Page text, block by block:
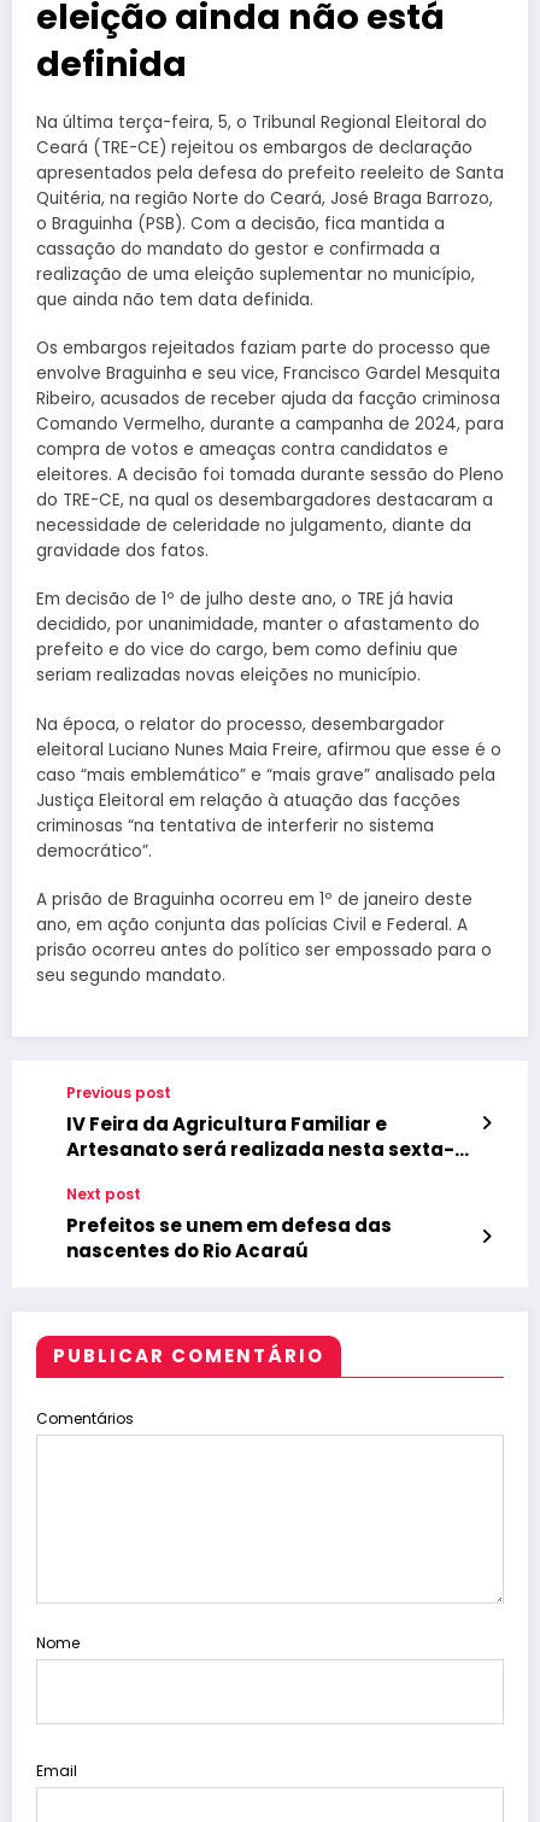
eleição ainda não está
definida
Na última terça-feira, 5, o Tribunal Regional Eleitoral do
Ceará (TRE-CE) rejeitou os embargos de declaração
apresentados pela defesa do prefeito reeleito de Santa
Quitéria, na região Norte do Ceará, José Braga Barrozo,
o Braguinha (PSB). Com a decisão, fica mantida a
cassação do mandato do gestor e confirmada a
realização de uma eleição suplementar no município,
que ainda não tem data definida.
Os embargos rejeitados faziam parte do processo que
envolve Braguinha e seu vice, Francisco Gardel Mesquita
Ribeiro, acusados de receber ajuda da facção criminosa
Comando Vermelho, durante a campanha de 2024, para
compra de votos e ameaças contra candidatos e
eleitores. A decisão foi tomada durante sessão do Pleno
do TRE-CE, na qual os desembargadores destacaram a
necessidade de celeridade no julgamento, diante da
gravidade dos fatos.
Em decisão de 1º de julho deste ano, o TRE já havia
decidido, por unanimidade, manter o afastamento do
prefeito e do vice do cargo, bem como definiu que
seriam realizadas novas eleições no município.
Na época, o relator do processo, desembargador
eleitoral Luciano Nunes Maia Freire, afirmou que esse é o
caso “mais emblemático” e “mais grave” analisado pela
Justiça Eleitoral em relação à atuação das facções
criminosas “na tentativa de interferir no sistema
democrático”.
A prisão de Braguinha ocorreu em 1º de janeiro deste
ano, em ação conjunta das polícias Civil e Federal. A
prisão ocorreu antes do político ser empossado para o
seu segundo mandato.
Previous post
IV Feira da Agricultura Familiar e
Artesanato será realizada nesta sexta-
Next post
Prefeitos se unem em defesa das
nascentes do Rio Acaraú
PUBLICAR COMENTÁRIO
Comentários
Nome
Email